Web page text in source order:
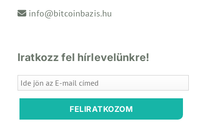
info@bitcoinbazis.hu
Iratkozz fel hírlevelünkre!
FELIRATKOZOM